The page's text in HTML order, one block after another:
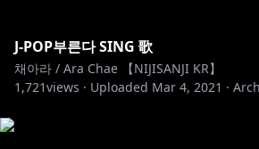
◆ 공식Twitter @NIJISANJI_KR
J-POP부른다 SING 歌
채아라 / Ara Chae 【NIJISANJI KR】
1,721views · Uploaded Mar 4, 2021 ·